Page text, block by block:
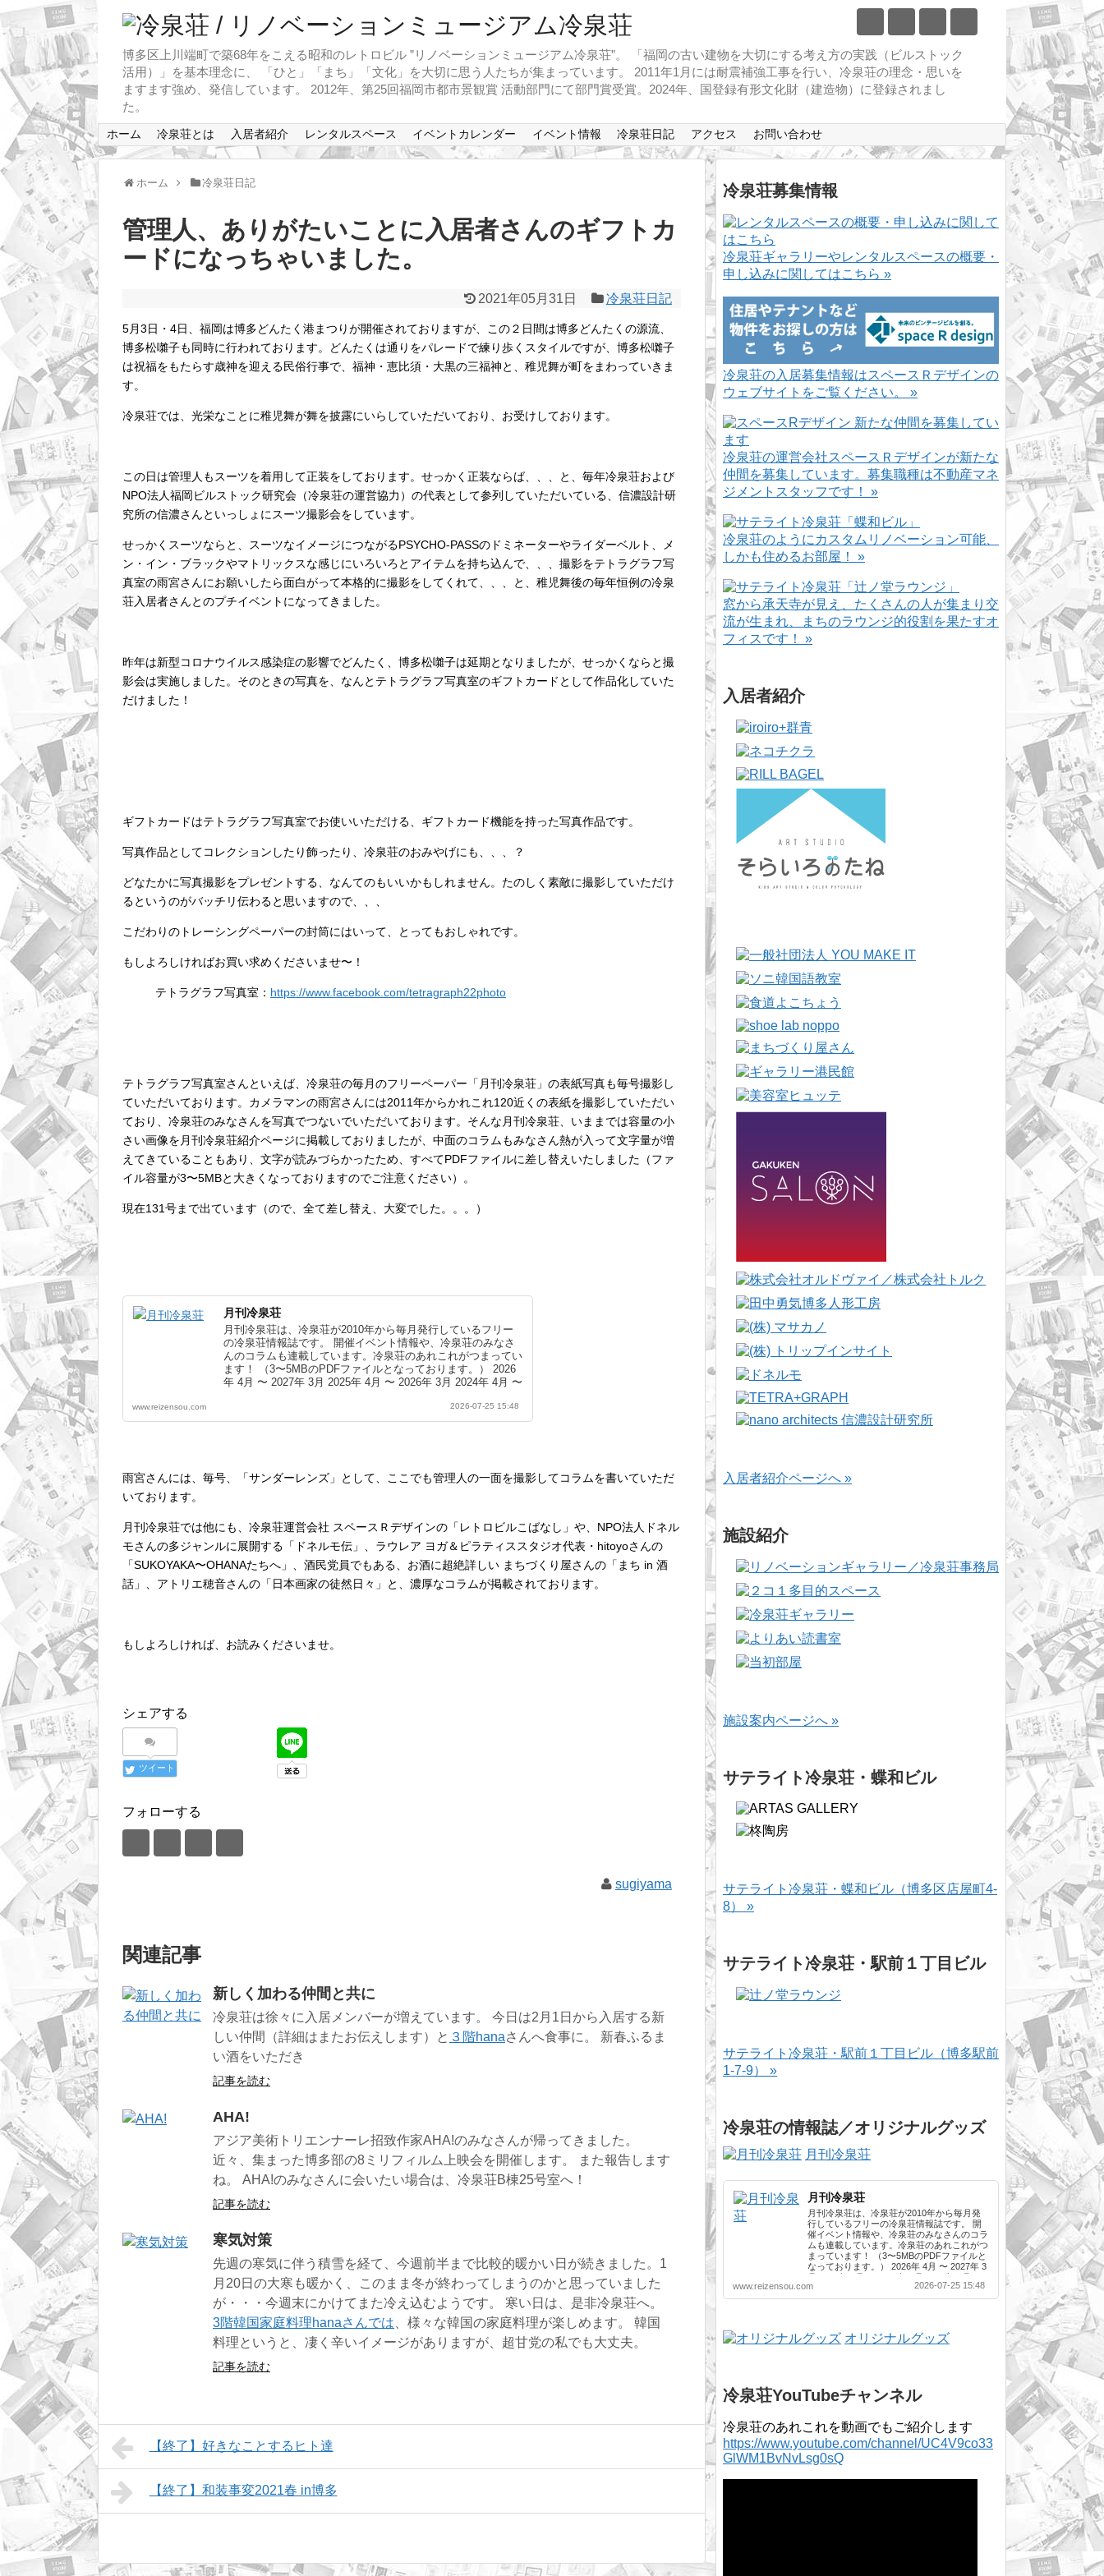
博多区上川端町で築68年をこえる昭和のレトロビル ”リノベーションミュージアム冷泉荘”。 「福岡の古い建物を大切にする考え方の実践（ビルストック
活用）」を基本理念に、 「ひと」「まち」「文化」を大切に思う人たちが集まっています。 2011年1月には耐震補強工事を行い、冷泉荘の理念・思いを
ますます強め、発信しています。 2012年、第25回福岡市都市景観賞 活動部門にて部門賞受賞。2024年、国登録有形文化財（建造物）に登録されまし
た。
ホーム 冷泉荘とは 入居者紹介 レンタルスペース イベントカレンダー イベント情報 冷泉荘日記 アクセス お問い合わせ
ホーム 冷泉荘日記
管理人、ありがたいことに入居者さんのギフトカ
ードになっちゃいました。
2021年05月31日 冷泉荘日記
5月3日・4日、福岡は博多どんたく港まつりが開催されておりますが、この２日間は博多どんたくの源流、
博多松囃子も同時に行われております。どんたくは通りをパレードで練り歩くスタイルですが、博多松囃子
は祝福をもたらす歳神を迎える民俗行事で、福神・恵比須・大黒の三福神と、稚児舞が町をまわっていきま
す。
冷泉荘では、光栄なことに稚児舞が舞を披露にいらしていただいており、お受けしております。
この日は管理人もスーツを着用して正装をしております。せっかく正装ならば、、、と、毎年冷泉荘および
NPO法人福岡ビルストック研究会（冷泉荘の運営協力）の代表として参列していただいている、信濃設計研
究所の信濃さんといっしょにスーツ撮影会をしています。
せっかくスーツならと、スーツなイメージにつながるPSYCHO-PASSのドミネーターやライダーベルト、メ
ン・イン・ブラックやマトリックスな感じにいろいろとアイテムを持ち込んで、、、撮影をテトラグラフ写
真室の雨宮さんにお願いしたら面白がって本格的に撮影をしてくれて、、、と、稚児舞後の毎年恒例の冷泉
荘入居者さんとのプチイベントになってきました。
昨年は新型コロナウイルス感染症の影響でどんたく、博多松囃子は延期となりましたが、せっかくならと撮
影会は実施しました。そのときの写真を、なんとテトラグラフ写真室のギフトカードとして作品化していた
だけました！
ギフトカードはテトラグラフ写真室でお使いいただける、ギフトカード機能を持った写真作品です。
写真作品としてコレクションしたり飾ったり、冷泉荘のおみやげにも、、、？
どなたかに写真撮影をプレゼントする、なんてのもいいかもしれません。たのしく素敵に撮影していただけ
るというのがバッチリ伝わると思いますので、、、
こだわりのトレーシングペーパーの封筒にはいって、とってもおしゃれです。
もしよろしければお買い求めくださいませ〜！
テトラグラフ写真室： https://www.facebook.com/tetragraph22photo
テトラグラフ写真室さんといえば、冷泉荘の毎月のフリーペーパー「月刊冷泉荘」の表紙写真も毎号撮影し
ていただいております。カメラマンの雨宮さんには2011年からかれこれ120近くの表紙を撮影していただい
ており、冷泉荘のみなさんを写真でつないでいただいております。そんな月刊冷泉荘、いままでは容量の小
さい画像を月刊冷泉荘紹介ページに掲載しておりましたが、中面のコラムもみなさん熱が入って文字量が増
えてきていることもあり、文字が読みづらかったため、すべてPDFファイルに差し替えいたしました（ファ
イル容量が3〜5MBと大きくなっておりますのでご注意ください）。
現在131号まで出ています（ので、全て差し替え、大変でした。。。）
月刊冷泉荘
月刊冷泉荘は、冷泉荘が2010年から毎月発行しているフリー
の冷泉荘情報誌です。 開催イベント情報や、冷泉荘のみなさ
んのコラムも連載しています。冷泉荘のあれこれがつまってい
ます！ （3〜5MBのPDFファイルとなっております。） 2026
年 4月 〜 2027年 3月 2025年 4月 〜 2026年 3月 2024年 4月 〜
月 2021年 4月 〜 2022年 3月 2020年 4月 〜 2021年 3月 2019
年 4月 〜 2020年 3月 2018年 4月 〜 2019年 3月 2017年 4月 〜
www.reizensou.com 2026-07-25 15:48
雨宮さんには、毎号、「サンダーレンズ」として、ここでも管理人の一面を撮影してコラムを書いていただ
いております。
月刊冷泉荘では他にも、冷泉荘運営会社 スペースＲデザインの「レトロビルこばなし」や、NPO法人ドネル
モさんの多ジャンルに展開する「ドネルモ伝」、ラウレア ヨガ＆ピラティススタジオ代表・hitoyoさんの
「SUKOYAKA〜OHANAたちへ」、酒民党員でもある、お酒に超絶詳しい まちづくり屋さんの「まち in 酒
話」、アトリエ穂音さんの「日本画家の徒然日々」と、濃厚なコラムが掲載されております。
もしよろしければ、お読みくださいませ。
シェアする
ツイート
フォローする
sugiyama
関連記事
新しく加わる仲間と共に
冷泉荘は徐々に入居メンバーが増えています。 今日は2月1日から入居する新
しい仲間（詳細はまたお伝えします）と ３階hanaさんへ食事に。 新春ふるま
い酒をいただき
記事を読む
AHA!
アジア美術トリエンナーレ招致作家AHA!のみなさんが帰ってきました。
近々、集まった博多部の8ミリフィルム上映会を開催します。 また報告します
ね。 AHA!のみなさんに会いたい場合は、冷泉荘B棟25号室へ！
記事を読む
寒気対策
先週の寒気に伴う積雪を経て、今週前半まで比較的暖かい日が続きました。1
月20日の大寒も暖かく、このまま冬が終わってしまうのかと思っていました
が・・・今週末にかけてまた冷え込むようです。 寒い日は、是非冷泉荘へ。
3階韓国家庭料理hanaさんでは 、様々な韓国の家庭料理が楽しめます。 韓国
料理というと、凄く辛いイメージがありますが、超甘党の私でも大丈夫。
記事を読む
【終了】好きなことするヒト達
【終了】和装事変2021春 in博多
冷泉荘募集情報
冷泉荘ギャラリーやレンタルスペースの概要・
申し込みに関してはこちら »
冷泉荘の入居募集情報はスペースＲデザインの
ウェブサイトをご覧ください。 »
冷泉荘の運営会社スペースＲデザインが新たな
仲間を募集しています。募集職種は不動産マネ
ジメントスタッフです！ »
冷泉荘のようにカスタムリノベーション可能、
しかも住めるお部屋！ »
窓から承天寺が見え、たくさんの人が集まり交
流が生まれ、まちのラウンジ的役割を果たすオ
フィスです！ »
入居者紹介
入居者紹介ページへ »
施設紹介
施設案内ページへ »
サテライト冷泉荘・蝶和ビル
サテライト冷泉荘・蝶和ビル（博多区店屋町4-
8） »
サテライト冷泉荘・駅前１丁目ビル
サテライト冷泉荘・駅前１丁目ビル（博多駅前
1-7-9） »
冷泉荘の情報誌／オリジナルグッズ
月刊冷泉荘
月刊冷泉荘
月刊冷泉荘は、冷泉荘が2010年から毎月発
行しているフリーの冷泉荘情報誌です。 開
催イベント情報や、冷泉荘のみなさんのコラ
ムも連載しています。冷泉荘のあれこれがつ
まっています！ （3〜5MBのPDFファイルと
なっております。） 2026年 4月 〜 2027年 3
月 2025年 4月 〜 2026年 3月 2024年 4月 〜
2025年 3月 2023年 4月 〜 2024年 3月 2022
年 4月 〜 2023年 3月 2021年 4月 〜 2022年
年 4月 〜 2018年 3月 2016年 4月 〜 2017年
3月 2015年 4月 〜 2016年 3月 2014年 4月 〜
www.reizensou.com 2026-07-25 15:48
オリジナルグッズ
冷泉荘YouTubeチャンネル
冷泉荘のあれこれを動画でもご紹介します
https://www.youtube.com/channel/UC4V9co33
GlWM1BvNvLsg0sQ